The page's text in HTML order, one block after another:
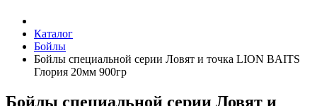
Каталог
Бойлы
Бойлы специальной серии Ловят и точка LION BAITS
Глория 20мм 900гр
Бойлы специальной серии Ловят и